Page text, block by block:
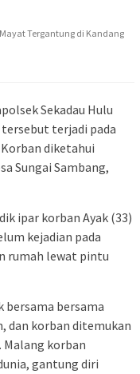
Sekadau Hulu
tersebut terjadi pada
diketahui
Sungai Sambang,
ipar korban Ayak (33)
kejadian pada
rumah lewat pintu
bersama bersama
dan korban ditemukan
Malang korban
gantung diri